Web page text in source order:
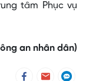
tâm Phục vụ
an nhân dân)